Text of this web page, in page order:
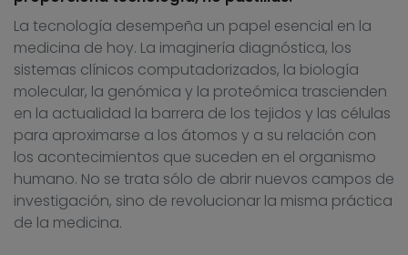
La tecnología desempeña un papel esencial en la
medicina de hoy. La imaginería diagnóstica, los
sistemas clínicos computadorizados, la biología
molecular, la genómica y la proteómica trascienden
en la actualidad la barrera de los tejidos y las células
para aproximarse a los átomos y a su relación con
los acontecimientos que suceden en el organismo
humano. No se trata sólo de abrir nuevos campos de
investigación, sino de revolucionar la misma práctica
de la medicina.